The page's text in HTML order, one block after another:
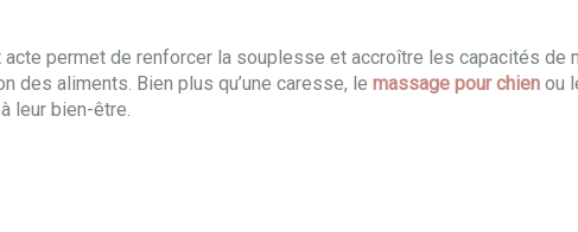
permet de renforcer la souplesse et accroître les capacités de
des aliments. Bien plus qu’une caresse, le massage pour chien ou
leur bien-être.